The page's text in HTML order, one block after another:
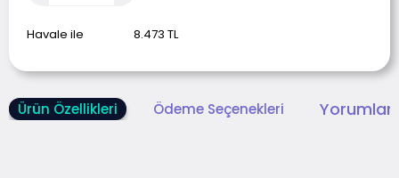
Havale ile 8.473 TL
Ürün Özellikleri Ödeme Seçenekleri